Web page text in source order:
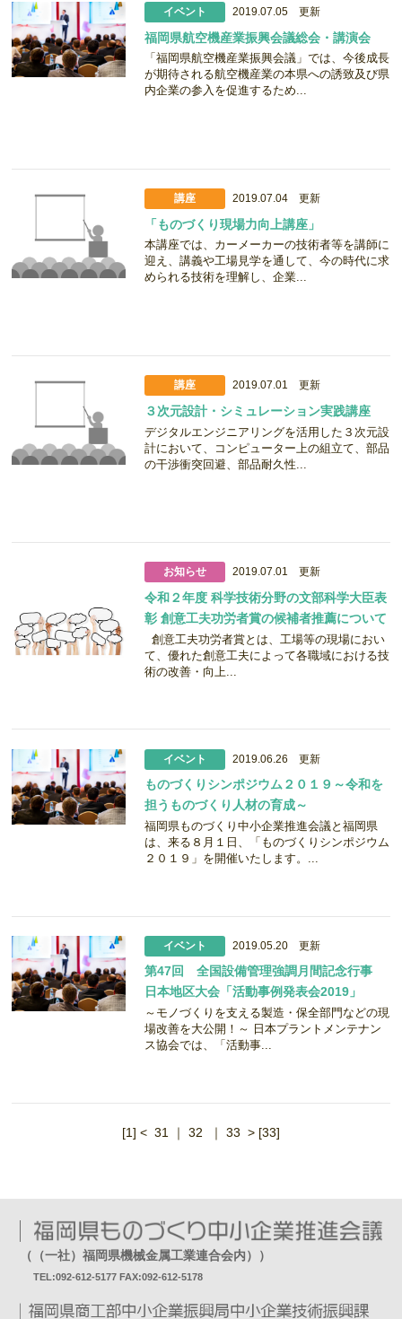
イベント 2019.07.05 更新
福岡県航空機産業振興会議総会・講演会
「福岡県航空機産業振興会議」では、今後成長
が期待される航空機産業の本県への誘致及び県
内企業の参入を促進するため...
講座 2019.07.04 更新
「ものづくり現場力向上講座」
本講座では、カーメーカーの技術者等を講師に
迎え、講義や工場見学を通して、今の時代に求
められる技術を理解し、企業...
講座 2019.07.01 更新
３次元設計・シミュレーション実践講座
デジタルエンジニアリングを活用した３次元設
計において、コンピューター上の組立て、部品
の干渉衝突回避、部品耐久性...
お知らせ 2019.07.01 更新
令和２年度 科学技術分野の文部科学大臣表
彰 創意工夫功労者賞の候補者推薦について
創意工夫功労者賞とは、工場等の現場におい
て、優れた創意工夫によって各職域における技
術の改善・向上...
イベント 2019.06.26 更新
ものづくりシンポジウム２０１９～令和を
担うものづくり人材の育成～
福岡県ものづくり中小企業推進会議と福岡県
は、来る８月１日、「ものづくりシンポジウム
２０１９」を開催いたします。...
イベント 2019.05.20 更新
第47回 全国設備管理強調月間記念行事
日本地区大会「活動事例発表会2019」
～モノづくりを支える製造・保全部門などの現
場改善を大公開！～ 日本プラントメンテナン
ス協会では、「活動事...
[1] < 31 ｜ 32 ｜ 33 > [33]
（（一社）福岡県機械金属工業連合会内））
TEL:092-612-5177 FAX:092-612-5178